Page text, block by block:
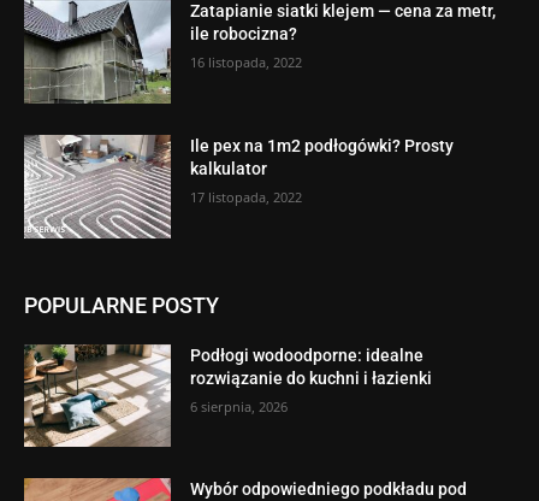
Zatapianie siatki klejem — cena za metr,
ile robocizna?
16 listopada, 2022
Ile pex na 1m2 podłogówki? Prosty
kalkulator
17 listopada, 2022
POPULARNE POSTY
Podłogi wodoodporne: idealne
rozwiązanie do kuchni i łazienki
6 sierpnia, 2026
Wybór odpowiedniego podkładu pod